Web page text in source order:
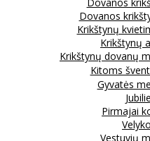
Dovanos
Krikštynų
Krikštynų
Krikštynų dovanų
Kitoms
Gyvatės
Pirmajai
Vestuvių